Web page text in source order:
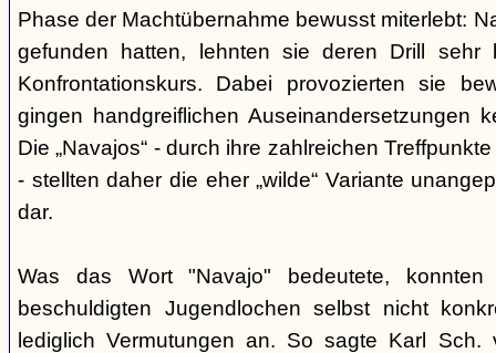
Phase der Machtübernahme bewusst miterlebt:
gefunden hatten, lehnten sie deren Drill
Konfrontationskurs. Dabei provozierten sie
gingen handgreiflichen Auseinandersetzungen
Die „Navajos“ - durch ihre zahlreichen
- stellten daher die eher „wilde“ Variante
dar.
Was das Wort "Navajo" bedeutete, konnten
beschuldigten Jugendlochen selbst nicht
lediglich Vermutungen an. So sagte Karl